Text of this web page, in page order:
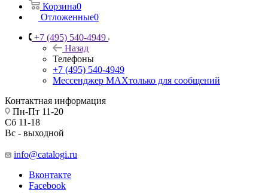
Корзина0
Отложенные0
+7 (495) 540-4949
Назад
Телефоны
+7 (495) 540-4949
Мессенджер МАХтолько для сообщений
Контактная информация
Пн-Пт 11-20
Сб 11-18
Вс - выходной
info@catalogi.ru
Вконтакте
Facebook